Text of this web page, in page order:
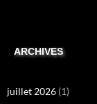
ARCHIVES
juillet 2026 (1)